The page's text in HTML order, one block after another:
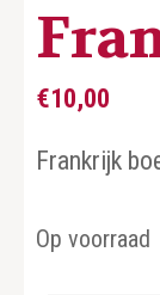
€10,00
Frankrijk
Op voorraad